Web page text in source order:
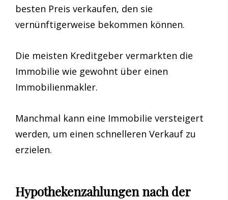
besten Preis verkaufen, den sie
vernünftigerweise bekommen können.
Die meisten Kreditgeber vermarkten die
Immobilie wie gewohnt über einen
Immobilienmakler.
Manchmal kann eine Immobilie versteigert
werden, um einen schnelleren Verkauf zu
erzielen.
Hypothekenzahlungen nach der